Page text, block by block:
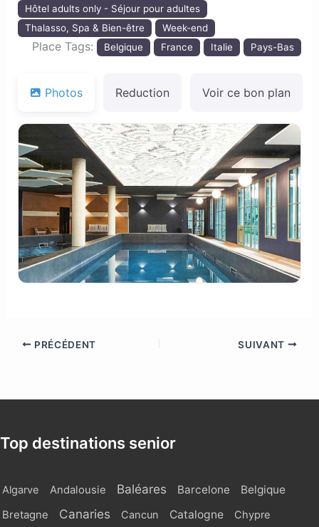
Hôtel adults only - Séjour pour adultes
Thalasso, Spa & Bien-être
Week-end
Place Tags: Belgique France Italie Pays-Bas
Photos Reduction Voir ce bon plan
PRÉCÉDENT SUIVANT
Top destinations senior
Algarve Andalousie Baléares Barcelone Belgique
Bretagne Canaries Cancun Catalogne
Chypre